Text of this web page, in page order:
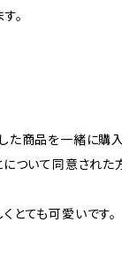
。
た商品を一緒に購
ついて同意された
とても可愛いです。